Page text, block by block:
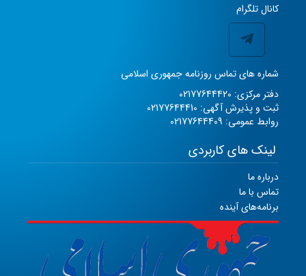
کانال تلگرام
شماره های تماس روزنامه جمهوری اسلامی
دفتر مرکزی: 02177644420
ثبت و پذیرش آگهی: 02177644410
روابط عمومی: 02177644409
لینک های کاربردی
درباره ما
تماس با ما
برنامه‌های آینده